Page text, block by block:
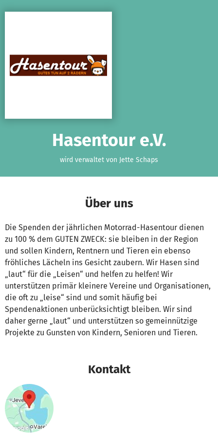
Hasentour e.V.
wird verwaltet von Jette Schaps
Über uns
Die Spenden der jährlichen Motorrad-Hasentour dienen
zu 100 % dem GUTEN ZWECK: sie bleiben in der Region
und sollen Kindern, Rentnern und Tieren ein ebenso
fröhliches Lächeln ins Gesicht zaubern. Wir Hasen sind
„laut“ für die „Leisen“ und helfen zu helfen! Wir
unterstützen primär kleinere Vereine und Organisationen,
die oft zu „leise“ sind und somit häufig bei
Spendenaktionen unberücksichtigt bleiben. Wir sind
daher gerne „laut“ und unterstützen so gemeinnützige
Projekte zu Gunsten von Kindern, Senioren und Tieren.
Kontakt